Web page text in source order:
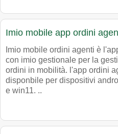
Imio mobile app ordini
Imio mobile ordini agenti è
con imio gestionale per la
ordini in mobilità. l'app ordini
disponbile per dispositivi
e win11. ..